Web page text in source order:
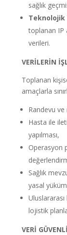
sağlık
Teknolojik
toplanan IP
verileri.
VERİLERİN
Toplanan
amaçlarla
Randevu
Hasta ile
yapılması,
Operasyon
Sağlık
yasal
lojistik
VERİ